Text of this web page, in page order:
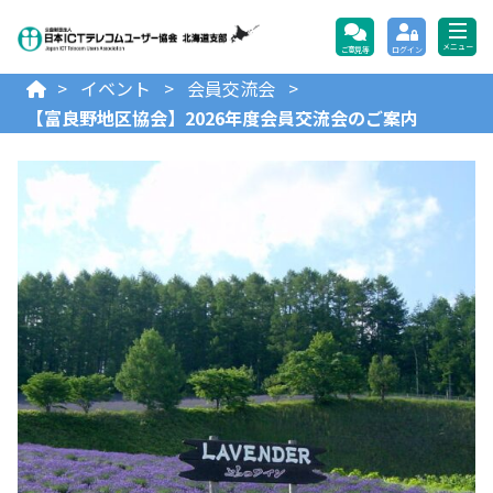
公益財団法人日本ICTテレ
ご意見等 ログイン メニュー
> イベント > 会員交流会 >
【富良野地区協会】2026年度会員交流会のご案内